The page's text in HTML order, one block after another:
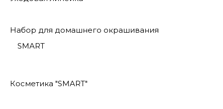
Набор для домашнего окрашивания
SMART
Косметика "SMART"